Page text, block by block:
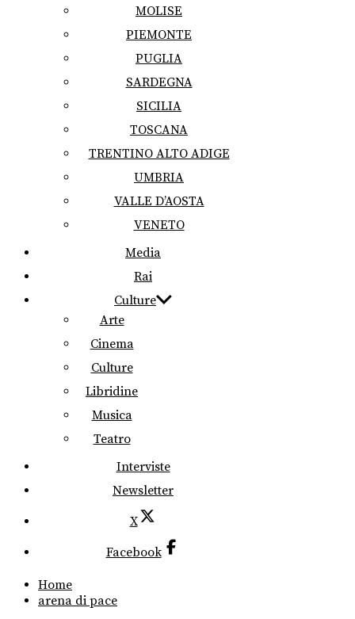
MOLISE
PIEMONTE
PUGLIA
SARDEGNA
SICILIA
TOSCANA
TRENTINO ALTO ADIGE
UMBRIA
VALLE D’AOSTA
VENETO
Media
Rai
Culture
Arte
Cinema
Culture
Libridine
Musica
Teatro
Interviste
Newsletter
X
Facebook
Home
arena di pace